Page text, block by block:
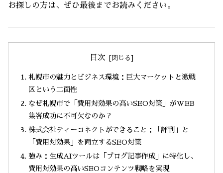
お探しの方は、ぜひ最後までお読みください。
目次
札幌市の魅力とビジネス環境：巨大マーケットと激戦
区という二面性
なぜ札幌市で「費用対効果の高いSEO対策」がWEB
集客成功に不可欠なのか？
株式会社ティーコネクトができること：「評判」と
「費用対効果」を両立するSEO対策
強み：生成AIツールは「ブログ記事作成」に特化し、
費用対効果の高いSEOコンテンツ戦略を実現